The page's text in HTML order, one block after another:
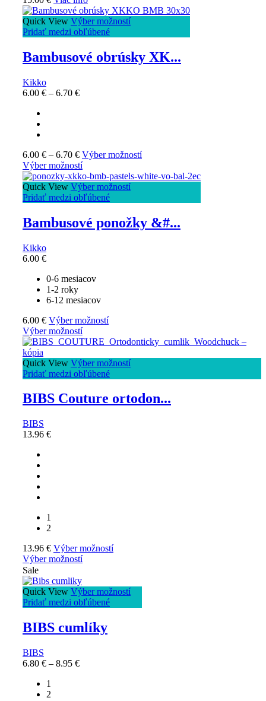
Quick View Výber možností
Pridať medzi obľúbené
Bambusové obrúsky XK...
Kikko
6.00 € – 6.70 €
6.00 € – 6.70 € Výber možností
Výber možností
Quick View Výber možností
Pridať medzi obľúbené
Bambusové ponožky &#...
Kikko
6.00 €
0-6 mesiacov
1-2 roky
6-12 mesiacov
6.00 € Výber možností
Výber možností
Quick View Výber možností
Pridať medzi obľúbené
BIBS Couture ortodon...
BIBS
13.96 €
1
2
13.96 € Výber možností
Výber možností
Sale
Quick View Výber možností
Pridať medzi obľúbené
BIBS cumlíky
BIBS
6.80 € – 8.95 €
1
2